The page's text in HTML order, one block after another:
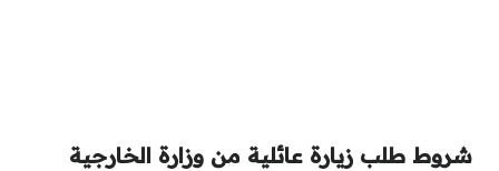
شروط طلب زيارة عائلية من وزارة الخارجية